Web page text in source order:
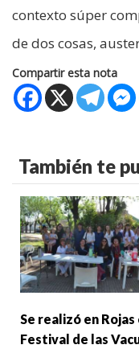
contexto súper
de dos cosas,
Compartir esta nota
También te
Se realizó en Rojas
Festival de las